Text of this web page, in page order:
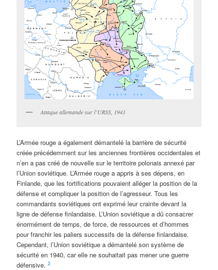
Attaque allemande sur l’URSS, 1941
L’Armée rouge a également démantelé la barrière de sécurité
créée précédemment sur les anciennes frontières occidentales et
n’en a pas créé de nouvelle sur le territoire polonais annexé par
l’Union soviétique. L’Armée rouge a appris à ses dépens, en
Finlande, que les fortifications pouvaient alléger la position de la
défense et compliquer la position de l’agresseur. Tous les
commandants soviétiques ont exprimé leur crainte devant la
ligne de défense finlandaise. L’Union soviétique a dû consacrer
énormément de temps, de force, de ressources et d’hommes
pour franchir les paliers successifs de la défense finlandaise.
Cependant, l’Union soviétique a démantelé son système de
sécurité en 1940, car elle ne souhaitait pas mener une guerre
défensive.2